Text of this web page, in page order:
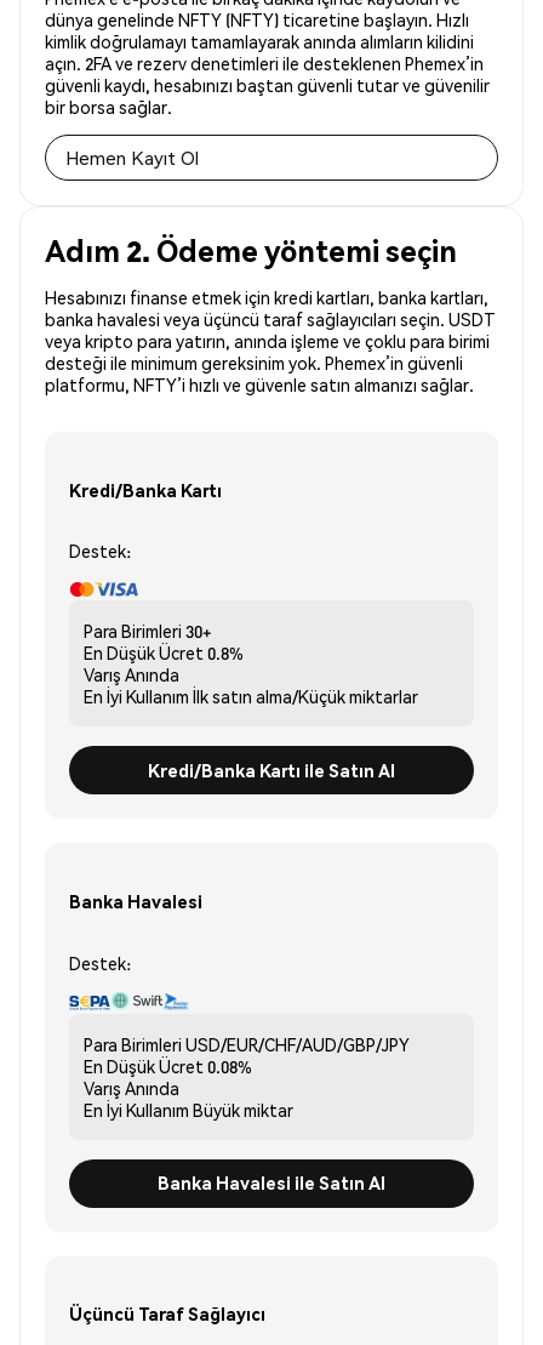
dünya genelinde NFTY (NFTY) ticaretine başlayın. Hızlı
kimlik doğrulamayı tamamlayarak anında alımların kilidini
açın. 2FA ve rezerv denetimleri ile desteklenen Phemex’in
güvenli kaydı, hesabınızı baştan güvenli tutar ve güvenilir
bir borsa sağlar.
Hemen Kayıt Ol
Adım 2. Ödeme yöntemi seçin
Hesabınızı finanse etmek için kredi kartları, banka kartları,
banka havalesi veya üçüncü taraf sağlayıcıları seçin. USDT
veya kripto para yatırın, anında işleme ve çoklu para birimi
desteği ile minimum gereksinim yok. Phemex’in güvenli
platformu, NFTY’i hızlı ve güvenle satın almanızı sağlar.
Kredi/Banka Kartı
Destek:
Para Birimleri 30+
En Düşük Ücret 0.8%
Varış Anında
En İyi Kullanım İlk satın alma/Küçük miktarlar
Kredi/Banka Kartı ile Satın Al
Banka Havalesi
Destek:
Para Birimleri USD/EUR/CHF/AUD/GBP/JPY
En Düşük Ücret 0.08%
Varış Anında
En İyi Kullanım Büyük miktar
Banka Havalesi ile Satın Al
Üçüncü Taraf Sağlayıcı